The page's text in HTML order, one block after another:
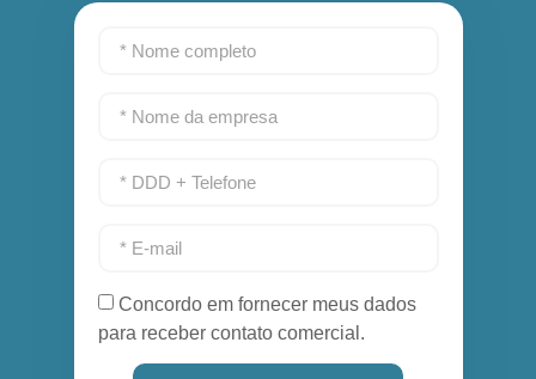
Concordo em fornecer meus dados
para receber contato comercial.